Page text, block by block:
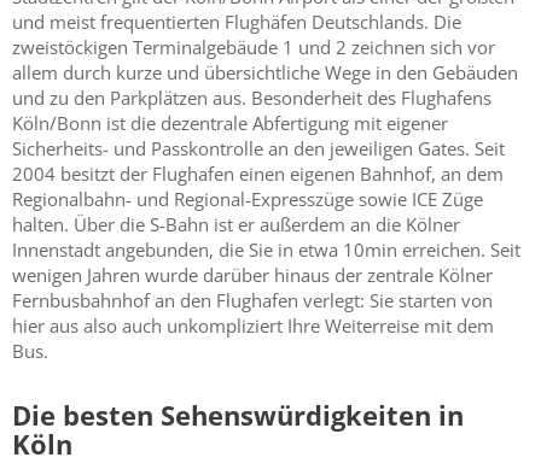
und meist frequentierten Flughäfen Deutschlands. Die
zweistöckigen Terminalgebäude 1 und 2 zeichnen sich vor
allem durch kurze und übersichtliche Wege in den Gebäuden
und zu den Parkplätzen aus. Besonderheit des Flughafens
Köln/Bonn ist die dezentrale Abfertigung mit eigener
Sicherheits- und Passkontrolle an den jeweiligen Gates. Seit
2004 besitzt der Flughafen einen eigenen Bahnhof, an dem
Regionalbahn- und Regional-Expresszüge sowie ICE Züge
halten. Über die S-Bahn ist er außerdem an die Kölner
Innenstadt angebunden, die Sie in etwa 10min erreichen. Seit
wenigen Jahren wurde darüber hinaus der zentrale Kölner
Fernbusbahnhof an den Flughafen verlegt: Sie starten von
hier aus also auch unkompliziert Ihre Weiterreise mit dem
Bus.
Die besten Sehenswürdigkeiten in
Köln